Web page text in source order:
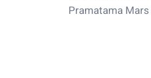
Pramatama Mars